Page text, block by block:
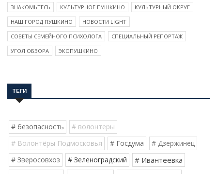
ЗНАКОМЬТЕСЬ
КУЛЬТУРНОЕ ПУШКИНО
КУЛЬТУРНЫЙ ОКРУГ
НАШ ГОРОД ПУШКИНО
НОВОСТИ LIGHT
СОВЕТЫ СЕМЕЙНОГО ПСИХОЛОГА
СПЕЦИАЛЬНЫЙ РЕПОРТАЖ
УГОЛ ОБЗОРА
ЭКОПУШКИНО
ТЕГИ
# безопасность
# волонтеры
# Волонтёры Подмосковья
# Госдума
# Дзержинец
# Зверосовхоз
# Зеленоградский # Ивантеевка